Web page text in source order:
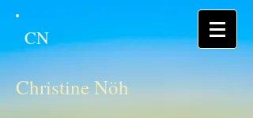
CN
Christine Nöh